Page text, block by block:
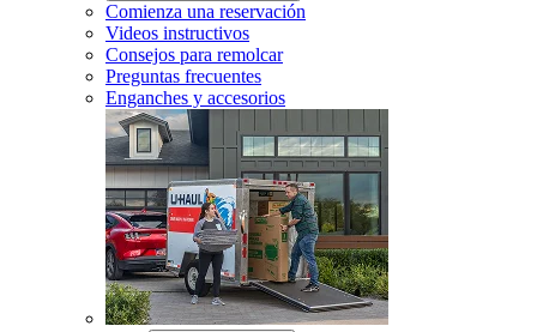
Comienza una reservación
Videos instructivos
Consejos para remolcar
Preguntas frecuentes
Enganches y accesorios